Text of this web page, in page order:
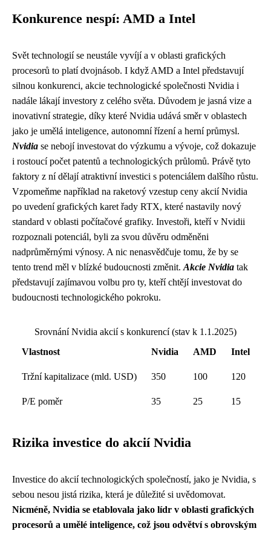
Konkurence nespí: AMD a Intel
Svět technologií se neustále vyvíjí a v oblasti grafických
procesorů to platí dvojnásob. I když AMD a Intel představují
silnou konkurenci, akcie technologické společnosti Nvidia i
nadále lákají investory z celého světa. Důvodem je jasná vize a
inovativní strategie, díky které Nvidia udává směr v oblastech
jako je umělá inteligence, autonomní řízení a herní průmysl.
Nvidia se nebojí investovat do výzkumu a vývoje, což dokazuje
i rostoucí počet patentů a technologických průlomů. Právě tyto
faktory z ní dělají atraktivní investici s potenciálem dalšího růstu.
Vzpomeňme například na raketový vzestup ceny akcií Nvidia
po uvedení grafických karet řady RTX, které nastavily nový
standard v oblasti počítačové grafiky. Investoři, kteří v Nvidii
rozpoznali potenciál, byli za svou důvěru odměněni
nadprůměrnými výnosy. A nic nenasvědčuje tomu, že by se
tento trend měl v blízké budoucnosti změnit.Akcie Nvidia tak
představují zajímavou volbu pro ty, kteří chtějí investovat do
budoucnosti technologického pokroku.
Srovnání Nvidia akcií s konkurencí (stav k 1.1.2025)
Vlastnost
Nvidia AMD Intel
Tržní kapitalizace (mld. USD) 350 100 120
P/E poměr 35 25 15
Rizika investice do akcií Nvidia
Investice do akcií technologických společností, jako je Nvidia, s
sebou nesou jistá rizika, která je důležité si uvědomovat.
Nicméně, Nvidia se etablovala jako lídr v oblasti grafických
procesorů a umělé inteligence, což jsou odvětví s obrovským